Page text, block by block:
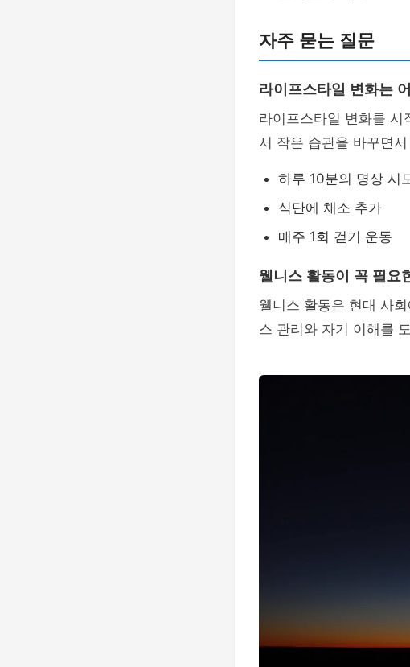
자주 묻는 질문
라이프스타일 변화는
라이프스타일 변화를 시
서 작은 습관을 바꾸면
하루 10분의 명상 시
식단에 채소 추가
매주 1회 걷기 운동
웰니스 활동이 꼭 필요
웰니스 활동은 현대 사
스 관리와 자기 이해를